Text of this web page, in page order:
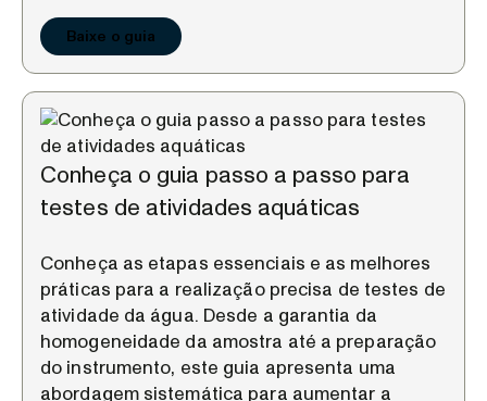
Baixe o guia
Conheça o guia passo a passo para
testes de atividades aquáticas
Conheça as etapas essenciais e as melhores
práticas para a realização precisa de testes de
atividade da água. Desde a garantia da
homogeneidade da amostra até a preparação
do instrumento, este guia apresenta uma
abordagem sistemática para aumentar a